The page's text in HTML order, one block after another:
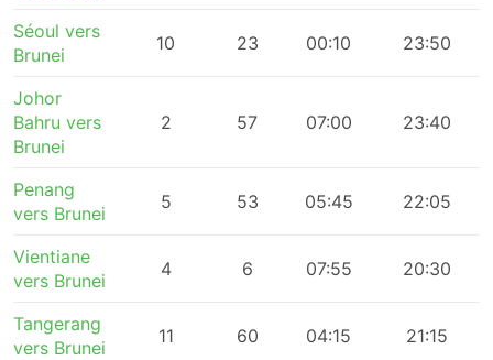
Séoul vers
Brunei
10 23 00:10 23:50
Johor
Bahru vers
Brunei
2 57 07:00 23:40
Penang
vers Brunei
5 53 05:45 22:05
Vientiane
vers Brunei
4 6 07:55 20:30
Tangerang
vers Brunei
11 60 04:15 21:15